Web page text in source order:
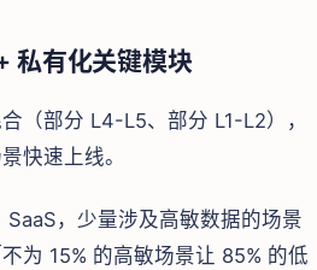
私有化关键模块
（部分 L4-L5、部分 L1-L2），
快速上线。
，少量涉及高敏数据的场景
为 15% 的高敏场景让 85% 的低